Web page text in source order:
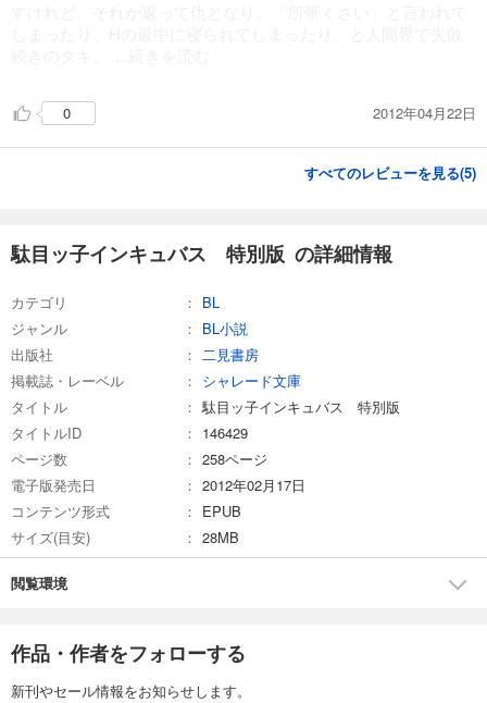
0 2012年04月22日
すべてのレビューを見る(5)
駄目ッ子インキュバス 特別版 の詳細情報
カテゴリ
BL
ジャンル
BL小説
出版社
二見書房
掲載誌・レーベル
シャレード文庫
タイトル
駄目ッ子インキュバス 特別版
タイトルID
146429
ページ数
258ページ
電子版発売日
2012年02月17日
コンテンツ形式
EPUB
サイズ(目安)
28MB
閲覧環境
作品・作者をフォローする
新刊やセール情報をお知らせします。